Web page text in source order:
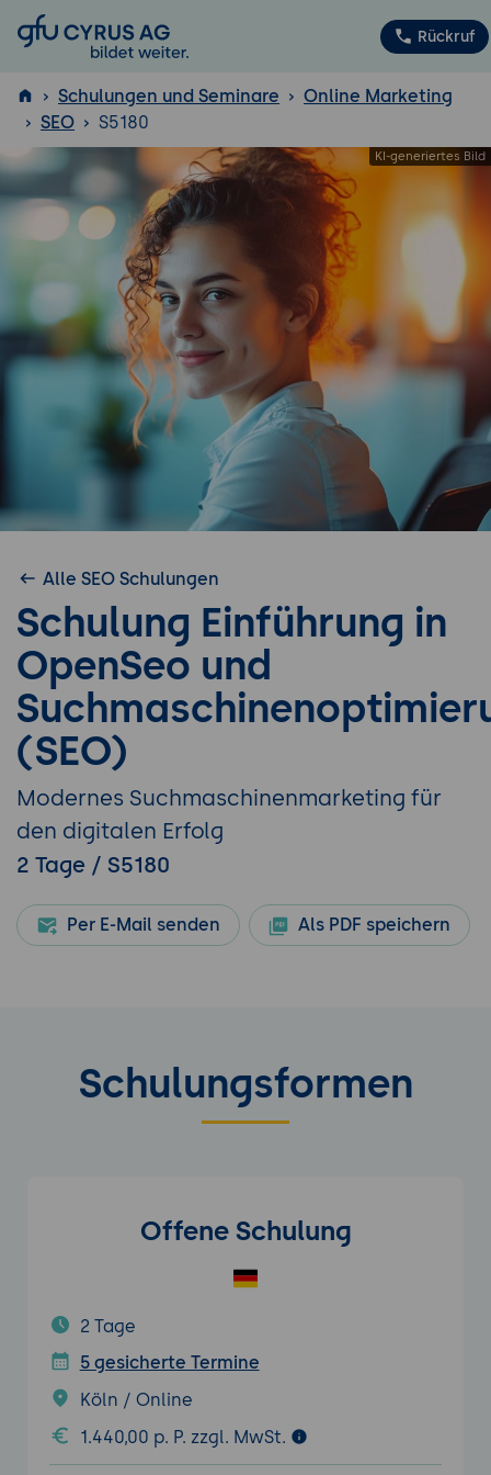
GFU Cyrus AG Rückruf
ISTQB ®
Schulungen und Seminare
Online Marketing
SEO
S5180
Alle SEO Schulungen
Schulung Einführung in
OpenSeo und
(SEO)
Modernes Suchmaschinenmarketing für
den digitalen Erfolg
2 Tage / S5180
Per E-Mail senden Als PDF speichern
Schulungsformen
Offene Schulung
2 Tage
5 gesicherte Termine
Köln / Online
1.440,00 p. P. zzgl. MwSt.